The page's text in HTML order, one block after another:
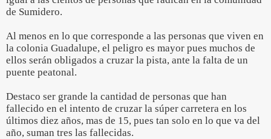
de Sumidero.
Al menos en lo que corresponde a las personas que viven en
la colonia Guadalupe, el peligro es mayor pues muchos de
ellos serán obligados a cruzar la pista, ante la falta de un
puente peatonal.
Destaco ser grande la cantidad de personas que han
fallecido en el intento de cruzar la súper carretera en los
últimos diez años, mas de 15, pues tan solo en lo que va del
año, suman tres las fallecidas.